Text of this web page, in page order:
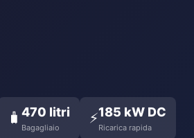
🧳 470 litri
Bagagliaio
⚡185 kW DC
Ricarica rapida